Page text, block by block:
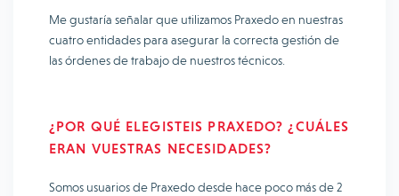
Me gustaría señalar que utilizamos Praxedo en nuestras
cuatro entidades para asegurar la correcta gestión de
las órdenes de trabajo de nuestros técnicos.
¿POR QUÉ ELEGISTEIS PRAXEDO? ¿CUÁLES
ERAN VUESTRAS NECESIDADES?
Somos usuarios de Praxedo desde hace poco más de 2